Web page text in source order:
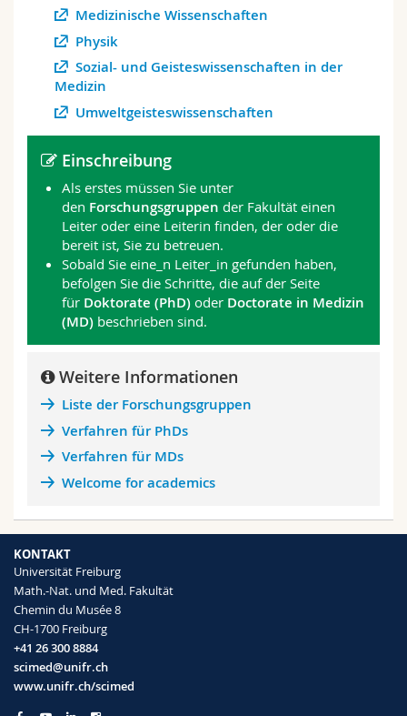
Medizinische Wissenschaften
Physik
Sozial- und Geisteswissenschaften in der
Medizin
Umweltgeisteswissenschaften
Einschreibung
Als erstes müssen Sie unter
den Forschungsgruppen der Fakultät einen
Leiter oder eine Leiterin finden, der oder die
bereit ist, Sie zu betreuen.
Sobald Sie eine_n Leiter_in gefunden haben,
befolgen Sie die Schritte, die auf der Seite
für Doktorate (PhD)oder Doctorate in Medizin
(MD)beschrieben sind.
Weitere Informationen
Liste der Forschungsgruppen
Verfahren für PhDs
Verfahren für MDs
Welcome for academics
KONTAKT
Universität Freiburg
Math.-Nat. und Med. Fakultät
Chemin du Musée 8
CH-1700 Freiburg
+41 26 300 8884
scimed@unifr.ch
www.unifr.ch/scimed